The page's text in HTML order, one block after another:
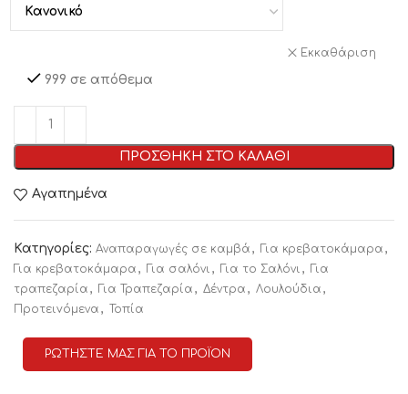
Εκκαθάριση
999 σε απόθεμα
ΠΡΟΣΘΗΚΗ ΣΤΟ ΚΑΛΑΘΙ
Αγαπημένα
Κατηγορίες: Αναπαραγωγές σε καμβά , Για κρεβατοκάμαρα ,
Για κρεβατοκάμαρα , Για σαλόνι , Για το Σαλόνι , Για
τραπεζαρία , Για Τραπεζαρία , Δέντρα , Λουλούδια ,
Προτειvόμενα , Τοπία
ΡΩΤΗΣΤΕ ΜΑΣ ΓΙΑ ΤΟ ΠΡΟΪΟΝ